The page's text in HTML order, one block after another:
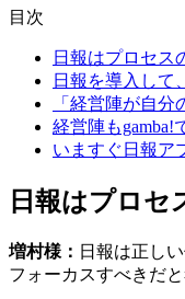
目次
日報はプロセス
日報を導入して
「経営陣が自
経営陣もgamba!
いますぐ日報ア
日報はプロセ
増村様： 日報は正し
フォーカスすべきだと